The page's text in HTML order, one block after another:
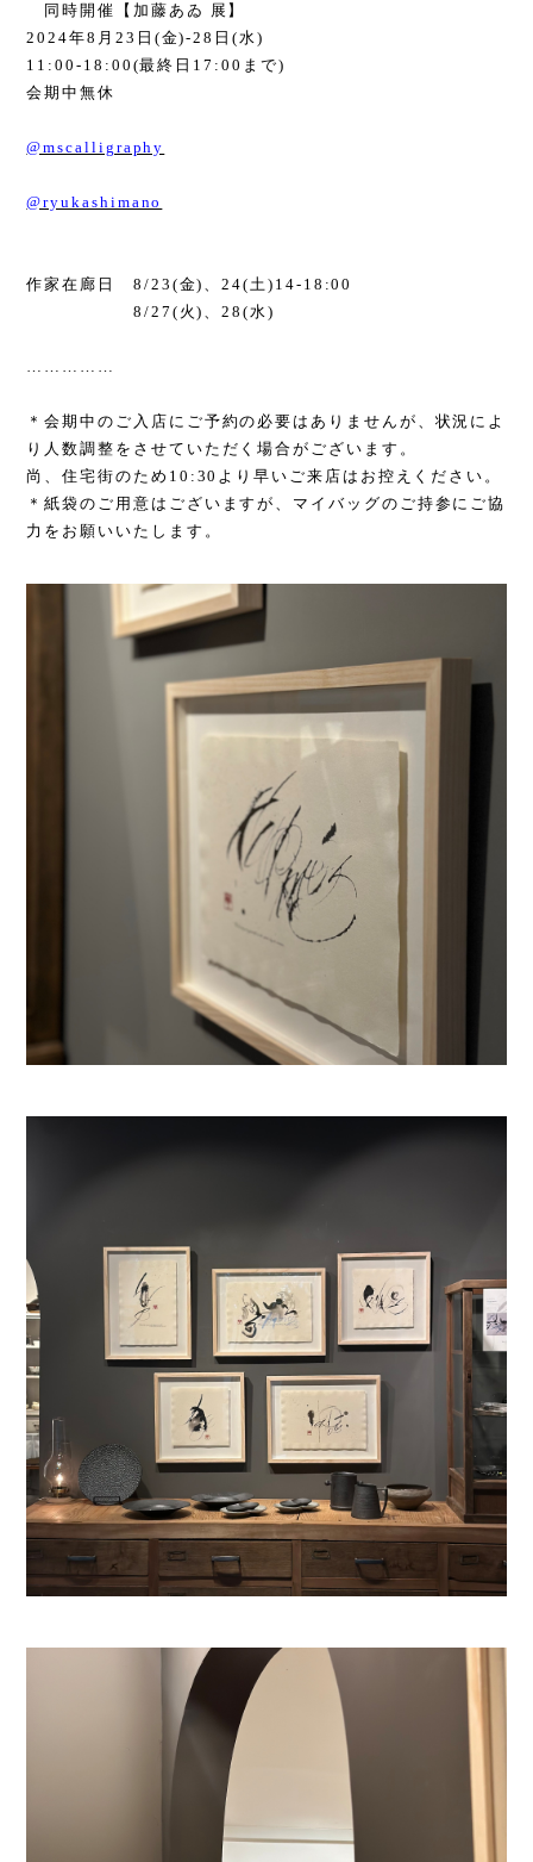
同時開催【加藤あゐ 展】
2024年8 月 23 日 (金)-28 日(水)
11:00-18:00(最終日 17:00 まで)
会期中無休
@mscalligraphy
@ryukashimano
作家在廊日 8/23(金) 、24(土)14-18:00
8/27( 火) 、28(水)
……………
＊会期中のご入店にご予約の必要はありませんが、状況によ
り人数調整をさせていただく場合がございます。
尚、住宅街のため 10:30 より早いご来店はお控えください。
＊紙袋のご用意はございますが、マイバッグのご持参にご協
力をお願いいたします。